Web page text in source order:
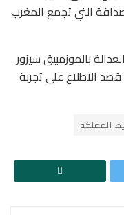
التي تجمع المغرب
بالموزمبيق سيزور
الاطلاع على تجربة
المملكة